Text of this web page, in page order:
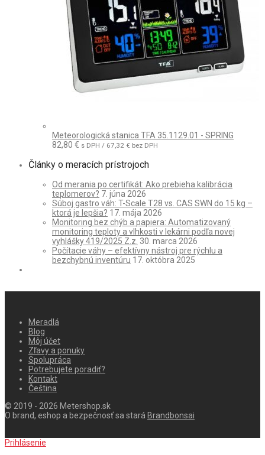
Meteorologická stanica TFA 35.1129.01 - SPRING
82,80 € s DPH / 67,32 € bez DPH
Články o meracích prístrojoch
Od merania po certifikát: Ako prebieha kalibrácia
teplomerov? 7. júna 2026
Súboj gastro váh: T-Scale T28 vs. CAS SWN do 15 kg –
ktorá je lepšia? 17. mája 2026
Monitoring bez chýb a papiera: Automatizovaný
monitoring teploty a vlhkosti v lekárni podľa novej
vyhlášky 419/2025 Z.z. 30. marca 2026
Počítacie váhy – efektívny nástroj pre rýchlu a
bezchybnú inventúru 17. októbra 2025
Meradlá
Blog
Môj účet
Zľavy a ponuky
Spolupráca
Potrebujete poradiť?
Kontakt
Čeština
© 2019 - 2026 Metershop.sk
O brand, eshop a bezpečnosť sa stará Brandbonsai
Prihlásenie